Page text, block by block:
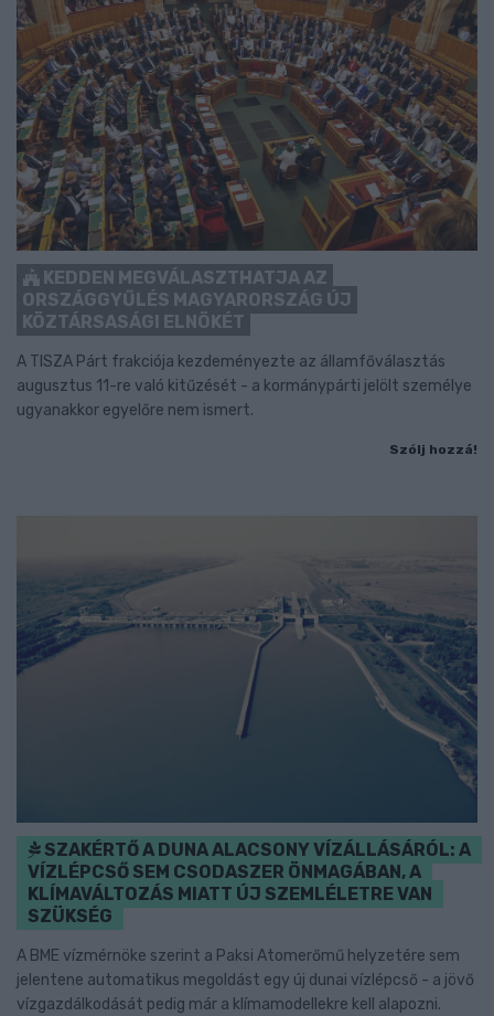
KEDDEN MEGVÁLASZTHATJA AZ
ORSZÁGGYŰLÉS MAGYARORSZÁG ÚJ
KÖZTÁRSASÁGI ELNÖKÉT
A TISZA Párt frakciója kezdeményezte az államfőválasztás
augusztus 11-re való kitűzését - a kormánypárti jelölt személye
ugyanakkor egyelőre nem ismert.
Szólj hozzá!
SZAKÉRTŐ A DUNA ALACSONY VÍZÁLLÁSÁRÓL: A
VÍZLÉPCSŐ SEM CSODASZER ÖNMAGÁBAN, A
KLÍMAVÁLTOZÁS MIATT ÚJ SZEMLÉLETRE VAN
SZÜKSÉG
A BME vízmérnöke szerint a Paksi Atomerőmű helyzetére sem
jelentene automatikus megoldást egy új dunai vízlépcső - a jövő
vízgazdálkodását pedig már a klímamodellekre kell alapozni.